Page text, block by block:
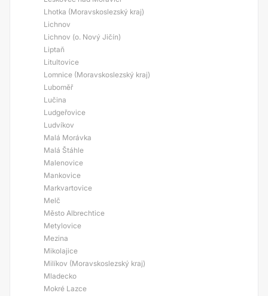
Lhotka (Moravskoslezský kraj)
Lichnov
Lichnov (o. Nový Jičín)
Liptaň
Litultovice
Lomnice (Moravskoslezský kraj)
Luboměř
Lučina
Ludgeřovice
Ludvíkov
Malá Morávka
Malá Štáhle
Malenovice
Mankovice
Markvartovice
Melč
Město Albrechtice
Metylovice
Mezina
Mikolajice
Milíkov (Moravskoslezský kraj)
Mladecko
Mokré Lazce